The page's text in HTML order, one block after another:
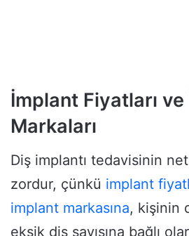
İmplant Fiyatları
Markaları
Diş implantı tedavisinin
zordur, çünkü implant
implant markasına, kişinin
eksik diş sayısına bağlı